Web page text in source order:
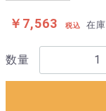
￥7,563 税込 在
数量